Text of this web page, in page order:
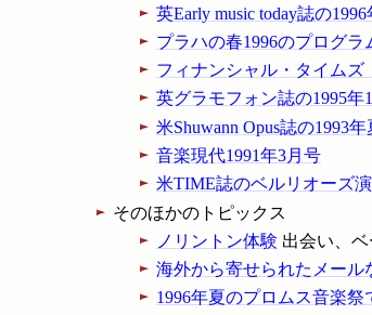
英Early music today誌の
プラハの春1996のプログラ
フィナンシャル・タイムズ
英グラモフォン誌の1995年
米Shuwann Opus誌の1993
音楽現代1991年3月号
米TIME誌のベルリオーズ
そのほかのトピックス
ノリントン体験 出会い、
海外から寄せられたメール
1996年夏のプロムス音楽祭